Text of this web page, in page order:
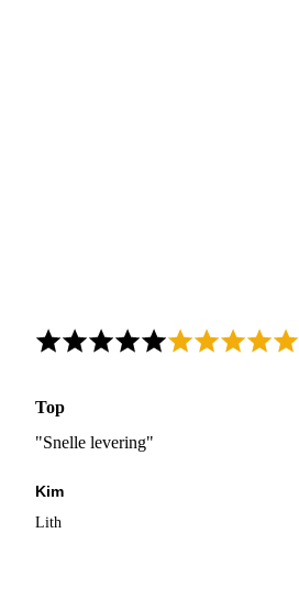
Top
"Snelle levering"
Kim
Lith